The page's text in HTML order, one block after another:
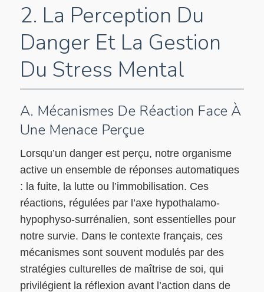
2. La Perception Du
Danger Et La Gestion
Du Stress Mental
A. Mécanismes De Réaction Face À
Une Menace Perçue
Lorsqu’un danger est perçu, notre organisme
active un ensemble de réponses automatiques
: la fuite, la lutte ou l’immobilisation. Ces
réactions, régulées par l’axe hypothalamo-
hypophyso-surrénalien, sont essentielles pour
notre survie. Dans le contexte français, ces
mécanismes sont souvent modulés par des
stratégies culturelles de maîtrise de soi, qui
privilégient la réflexion avant l’action dans de